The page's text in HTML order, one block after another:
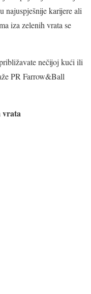
najuspješnije karijere ali
iza zelenih vrata se
nečijoj kući ili
PR Farrow&Ball
vrata